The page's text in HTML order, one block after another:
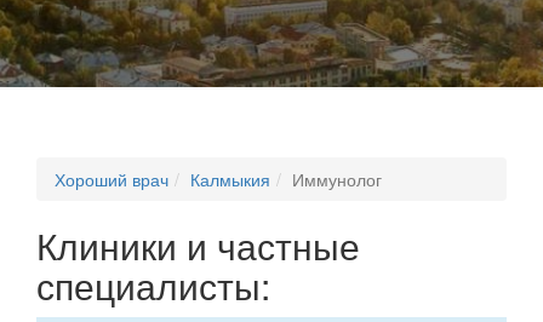
Хороший врач Калмыкия Иммунолог
Клиники и частные
специалисты: